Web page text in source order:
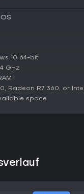
10 64-bit
GHz
Radeon R7 360, or
space